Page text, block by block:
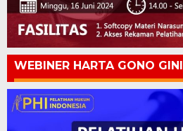
WEBINER HARTA GONO GINI